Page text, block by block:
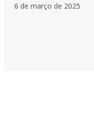
6 de março de 2025